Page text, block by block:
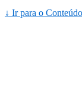
↓ Ir para o